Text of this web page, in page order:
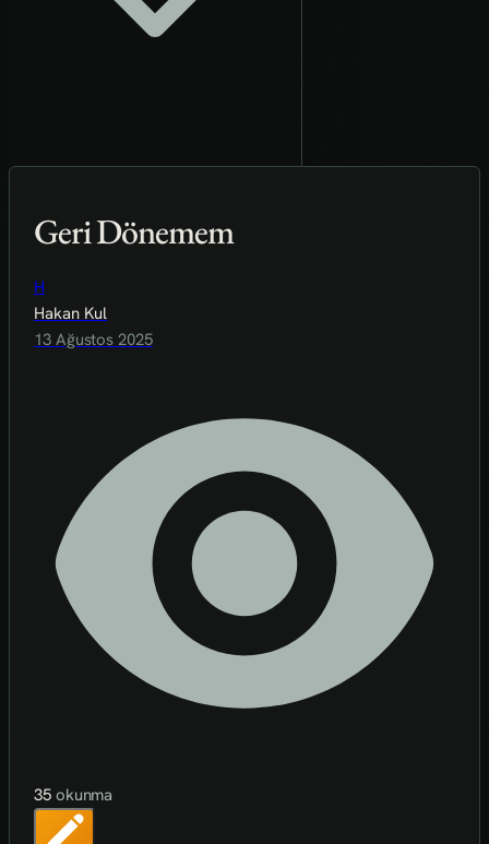
Geri Dönemem
H
Hakan Kul
13 Ağustos 2025
35 okunma